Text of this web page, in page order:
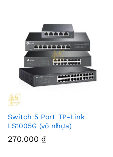
Switch 5 Port TP-Link
LS1005G (vỏ nhựa)
270.000 ₫